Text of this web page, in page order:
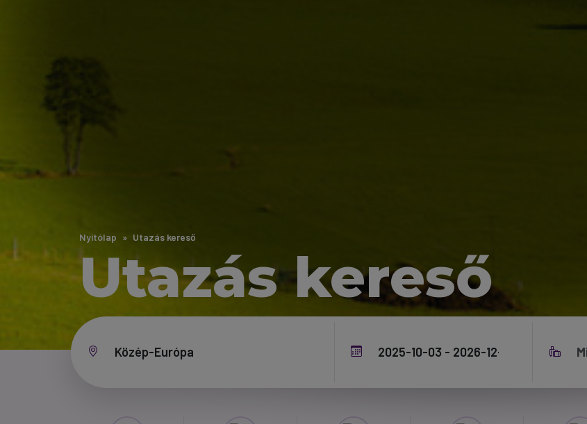
Nyitólap Utazás kereső
Utazás kereső